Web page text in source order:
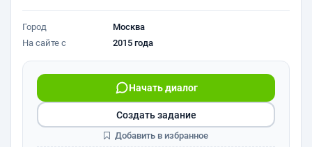
Город
Москва
На сайте с
2015 года
Начать диалог
Создать задание
Добавить в избранное